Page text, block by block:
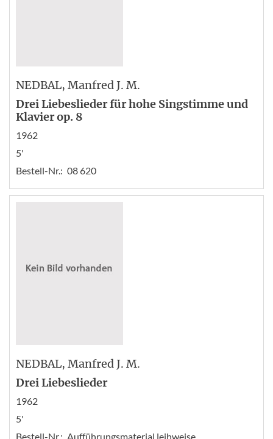
NEDBAL, Manfred J. M.
Drei Liebeslieder für hohe Singstimme und
Klavier op. 8
1962
5'
Bestell-Nr.: 08 620
NEDBAL, Manfred J. M.
Drei Liebeslieder
1962
5'
Bestell-Nr.: Aufführungsmaterial leihweise